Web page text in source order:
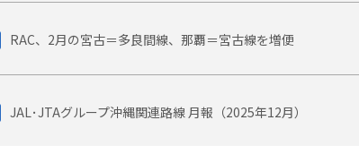
RAC、2月の宮古＝多良間線、那覇＝宮古線を増便
JAL･JTAグループ沖縄関連路線 月報（2025年12月）